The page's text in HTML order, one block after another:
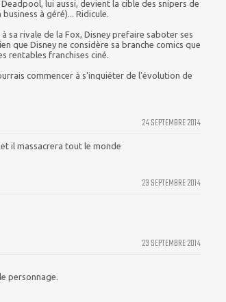
lui aussi, devient la cible des snipers de
à géré)... Ridicule.
sa rivale de la Fox, Disney prefaire saboter ses
que Disney ne considère sa branche comics que
rentables franchises ciné.
commencer à s'inquiéter de l'évolution de
24 SEPTEMBRE 2014
il massacrera tout le monde
23 SEPTEMBRE 2014
23 SEPTEMBRE 2014
personnage.